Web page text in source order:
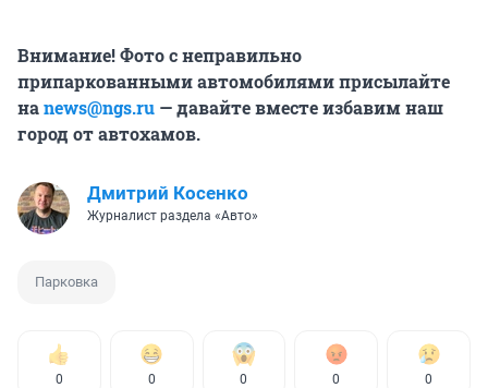
Внимание! Фото с неправильно
припаркованными автомобилями присылайте
наnews@ngs.ru — давайте вместе избавим наш
город от автохамов.
Дмитрий Косенко
Журналист раздела «Авто»
Парковка
0 0 0 0 0